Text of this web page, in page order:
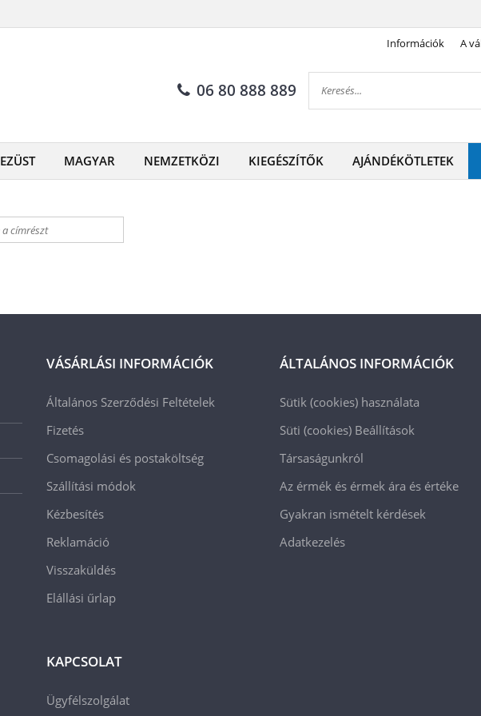
Információk A
06 80 888 889
EZÜST MAGYAR NEMZETKÖZI KIEGÉSZÍTŐK AJÁNDÉKÖTLETEK
VÁSÁRLÁSI INFORMÁCIÓK
Általános Szerződési Feltételek
Fizetés
Csomagolási és postaköltség
Szállítási módok
Kézbesítés
Reklamáció
Visszaküldés
Elállási űrlap
KAPCSOLAT
Ügyfélszolgálat
ÁLTALÁNOS INFORMÁCIÓK
Sütik (cookies) használata
Süti (cookies) Beállítások
Társaságunkról
Az érmék és érmek ára és értéke
Gyakran ismételt kérdések
Adatkezelés